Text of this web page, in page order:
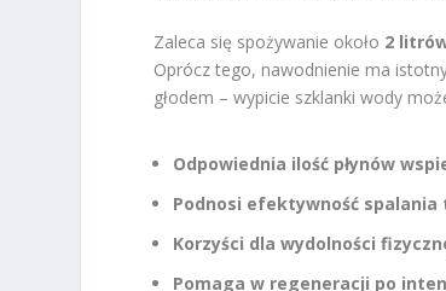
Zaleca się spożywanie około 2
Oprócz tego, nawodnienie ma
głodem – wypicie szklanki wody
Odpowiednia ilość płynów
Podnosi efektywność spalania
Korzyści dla wydolności
Pomaga w regeneracji po